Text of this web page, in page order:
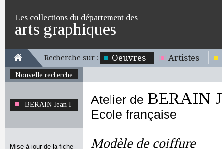
Les collections du département des
arts graphiques
Recherche sur : Oeuvres Artistes
Nouvelle recherche
BERAIN Jean I
Mise à jour de la fiche
Atelier de BERAIN
Ecole française
Modèle de coiffure